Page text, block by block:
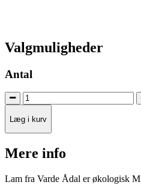
Valgmuligheder
Antal
Læg i kurv
Mere info
Lam fra Varde Ådal er økologisk